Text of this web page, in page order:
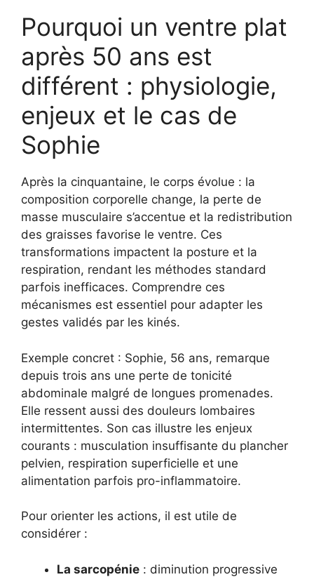
Pourquoi un ventre plat
après 50 ans est
différent : physiologie,
enjeux et le cas de
Sophie
Après la cinquantaine, le corps évolue : la
composition corporelle change, la perte de
masse musculaire s’accentue et la redistribution
des graisses favorise le ventre. Ces
transformations impactent la posture et la
respiration, rendant les méthodes standard
parfois inefficaces. Comprendre ces
mécanismes est essentiel pour adapter les
gestes validés par les kinés.
Exemple concret : Sophie, 56 ans, remarque
depuis trois ans une perte de tonicité
abdominale malgré de longues promenades.
Elle ressent aussi des douleurs lombaires
intermittentes. Son cas illustre les enjeux
courants : musculation insuffisante du plancher
pelvien, respiration superficielle et une
alimentation parfois pro-inflammatoire.
Pour orienter les actions, il est utile de
considérer :
La sarcopénie : diminution progressive